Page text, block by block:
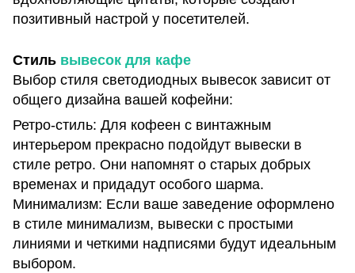
позитивный настрой у посетителей.
Стиль вывесок для кафе
Выбор стиля светодиодных вывесок зависит от
общего дизайна вашей кофейни:
Ретро-стиль: Для кофеен с винтажным
интерьером прекрасно подойдут вывески в
стиле ретро. Они напомнят о старых добрых
временах и придадут особого шарма.
Минимализм: Если ваше заведение оформлено
в стиле минимализм, вывески с простыми
линиями и четкими надписями будут идеальным
выбором.